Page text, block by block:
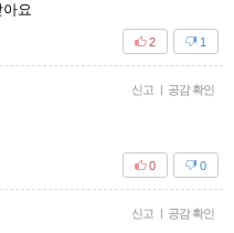
요
1
2
신고 공감 확인
0
0
신고 공감 확인